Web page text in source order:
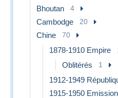
Bhoutan 4
Cambodge 20
Chine 70
1878-1910 Empire
Oblitérés 1
1912-1949
1915-1950